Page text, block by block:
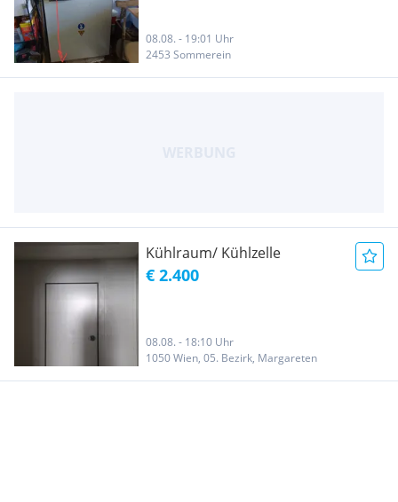
08.08. - 19:01 Uhr
2453 Sommerein
Kühlraum/ Kühlzelle
€ 2.400
08.08. - 18:10 Uhr
1050 Wien, 05. Bezirk, Margareten